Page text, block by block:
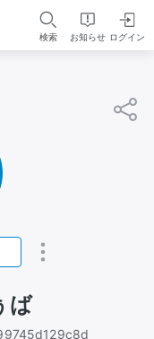
検索 お知らせ ログイン
ば